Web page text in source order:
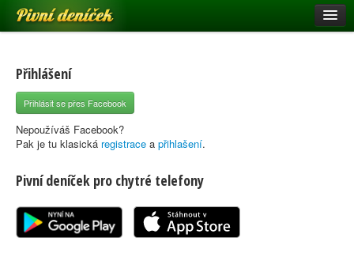
Pivní deníček
Pivní mapa
Pivní značky
Nápověda
Registrace
Přihlášení
Přihlásit se přes Facebook
Nepoužíváš Facebook?
Pak je tu klasická registrace a přihlašení.
Pivní deníček pro chytré telefony